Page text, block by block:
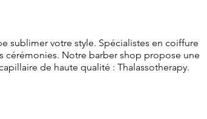
sublimer votre style. Spécialistes en coiffure
cérémonies. Notre barber shop propose une
de haute qualité : Thalassotherapy.